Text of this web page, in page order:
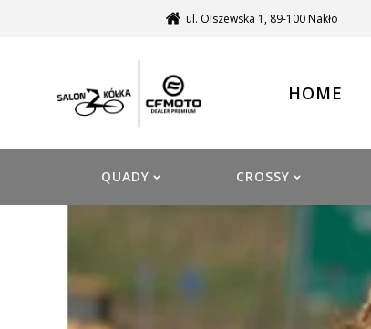
ul. Olszewska 1, 89-100 Nakło
HOME
QUADY CROSSY